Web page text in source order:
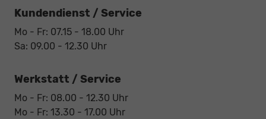
Kundendienst / Service
Mo - Fr: 07.15 - 18.00 Uhr
Sa: 09.00 - 12.30 Uhr
Werkstatt / Service
Mo - Fr: 08.00 - 12.30 Uhr
Mo - Fr: 13.30 - 17.00 Uhr